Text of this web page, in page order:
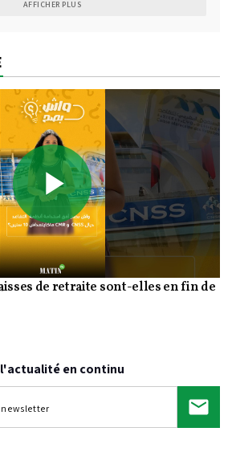
AFFICHER PLUS
Play
Video
de retraite sont-elles en fin de
en continu